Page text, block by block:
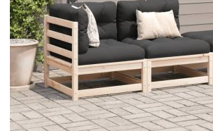
В наличност: 5 бр.
Време за доставка: 5 до 9
Безплатна доставка до адрес при